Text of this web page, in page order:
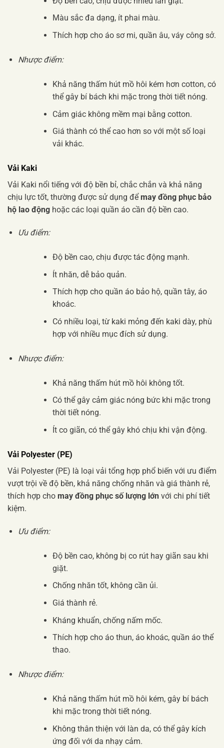
Màu sắc đa dạng, ít phai màu.
Thích hợp cho áo sơ mi, quần âu, váy công sở.
Nhược điểm:
Khả năng thấm hút mồ hôi kém hơn cotton, có
thể gây bí bách khi mặc trong thời tiết nóng.
Cảm giác không mềm mại bằng cotton.
Giá thành có thể cao hơn so với một số loại
vải khác.
Vải Kaki
Vải Kaki nổi tiếng với độ bền bỉ, chắc chắn và khả năng
chịu lực tốt, thường được sử dụng để may đồng phục bảo
hộ lao động hoặc các loại quần áo cần độ bền cao.
Ưu điểm:
Độ bền cao, chịu được tác động mạnh.
Ít nhăn, dễ bảo quản.
Thích hợp cho quần áo bảo hộ, quần tây, áo
khoác.
Có nhiều loại, từ kaki mỏng đến kaki dày, phù
hợp với nhiều mục đích sử dụng.
Nhược điểm:
Khả năng thấm hút mồ hôi không tốt.
Có thể gây cảm giác nóng bức khi mặc trong
thời tiết nóng.
Ít co giãn, có thể gây khó chịu khi vận động.
Vải Polyester (PE)
Vải Polyester (PE) là loại vải tổng hợp phổ biến với ưu điểm
vượt trội về độ bền, khả năng chống nhăn và giá thành rẻ,
thích hợp cho may đồng phục số lượng lớn với chi phí tiết
kiệm.
Ưu điểm:
Độ bền cao, không bị co rút hay giãn sau khi
giặt.
Chống nhăn tốt, không cần ủi.
Giá thành rẻ.
Kháng khuẩn, chống nấm mốc.
Thích hợp cho áo thun, áo khoác, quần áo thể
thao.
Nhược điểm:
Khả năng thấm hút mồ hôi kém, gây bí bách
khi mặc trong thời tiết nóng.
Không thân thiện với làn da, có thể gây kích
ứng đối với da nhạy cảm.